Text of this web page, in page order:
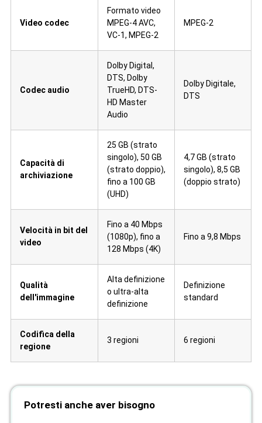
Video codec
Formato video
MPEG-4 AVC,
VC-1, MPEG-2
MPEG-2
Codec audio
Dolby Digital,
DTS, Dolby
TrueHD, DTS-
HD Master
Audio
Dolby Digitale,
DTS
Capacità di
archiviazione
25 GB (strato
singolo), 50 GB
(strato doppio),
fino a 100 GB
(UHD)
4,7 GB (strato
singolo), 8,5 GB
(doppio strato)
Velocità in bit del
video
Fino a 40 Mbps
(1080p), fino a
128 Mbps (4K)
Fino a 9,8 Mbps
Qualità
dell'immagine
Alta definizione
o ultra-alta
definizione
Definizione
standard
Codifica della
regione
3 regioni 6 regioni
Potresti anche aver bisogno